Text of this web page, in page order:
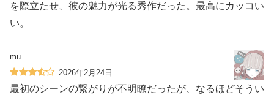
を際立たせ、彼の魅力が光る秀作だった。最高にカッコい
い。
mu
2026年2月24日
最初のシーンの繋がりが不明瞭だったが、なるほどそうい